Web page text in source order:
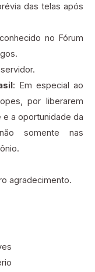
das telas após
no Fórum
: Em especial ao
por liberarem
a oportunidade da
somente nas
agradecimento.